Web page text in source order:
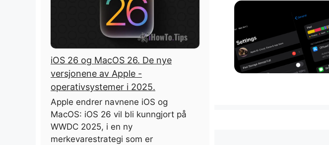
iOS 26 og MacOS 26. De nye
versjonene av Apple -
operativsystemer i 2025.
Apple endrer navnene iOS og
MacOS: iOS 26 vil bli kunngjort på
WWDC 2025, i en ny
merkevarestrategi som er